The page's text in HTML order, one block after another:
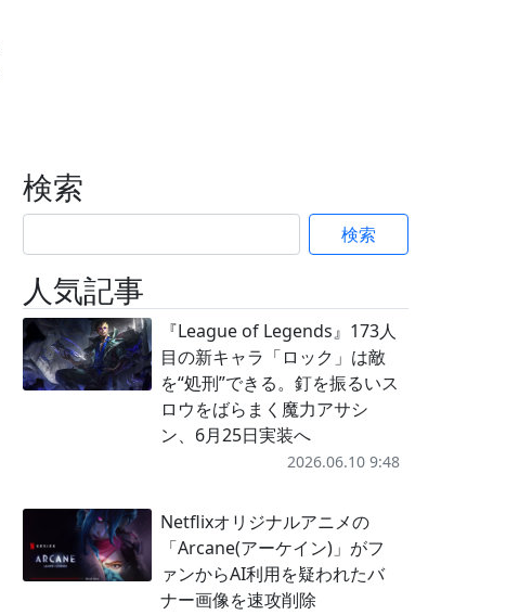
検索
検索
人気記事
『League of Legends』173人
目の新キャラ「ロック」は敵
を“処刑”できる。釘を振るいス
ロウをばらまく魔力アサシ
ン、6月25日実装へ
2026.06.10 9:48
Netflixオリジナルアニメの
「Arcane(アーケイン)」がフ
ァンからAI利用を疑われたバ
ナー画像を速攻削除